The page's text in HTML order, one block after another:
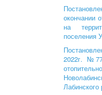
окончании
на
поселения
2022г.
Лабинского